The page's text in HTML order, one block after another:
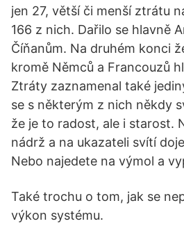
jen 27, větší či menší ztrátu
166 z nich. Dařilo se hlavně
Číňanům. Na druhém konci
kromě Němců a Francouzů
Ztráty zaznamenal také
se s některým z nich někdy
že je to radost, ale i starost.
nádrž a na ukazateli svítí
Nebo najedete na výmol a
Také trochu o tom, jak se
výkon systému.